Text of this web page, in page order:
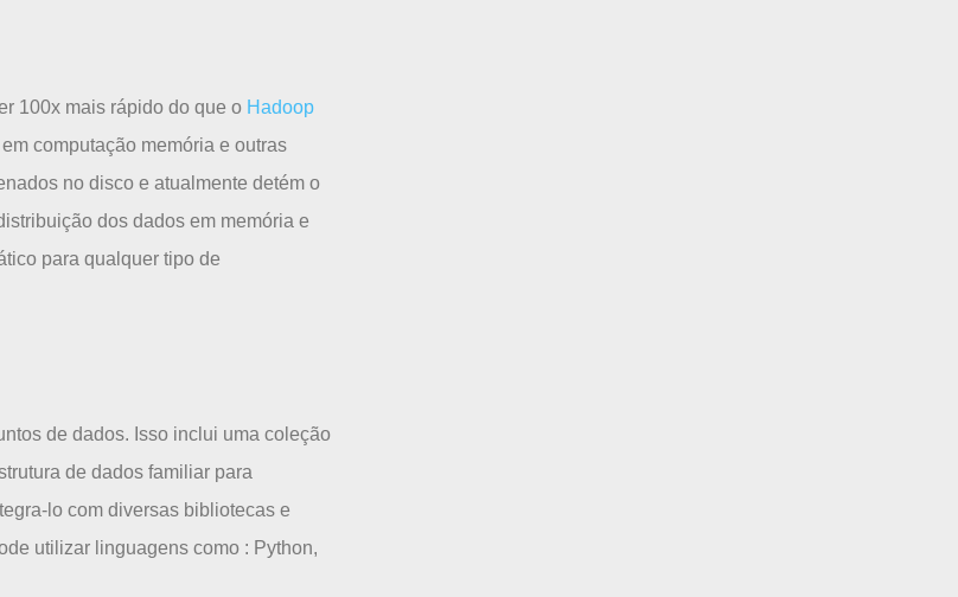
100x mais rápido do que o Hadoop
computação memória e outras
no disco e atualmente detém o
dos dados em memória e
para qualquer tipo de
de dados. Isso inclui uma coleção
de dados familiar para
lo com diversas bibliotecas e
utilizar linguagens como : Python,